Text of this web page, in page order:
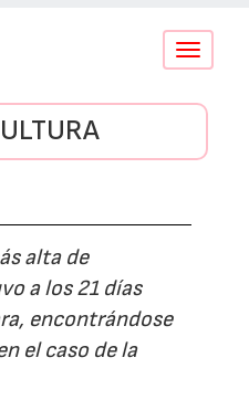
Conmutar
alta de
a los 21 días
encontrándose
el caso de la